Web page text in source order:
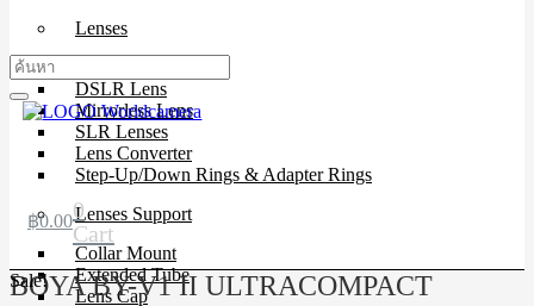
Lenses
DSLR Lens
Mirrorless Lens
SLR Lenses
Lens Converter
Step-Up/Down Rings & Adapter Rings
Lenses Support
Collar Mount
Extended Tube
Lens Cap
฿0.000
Cart
Sale!
BOYA BY-V1 II ULTRACOMPACT